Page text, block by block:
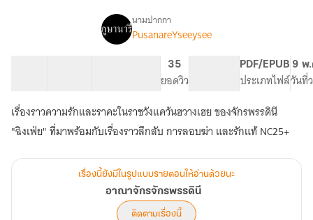
เรื่อง
จักรพรรดิ
นี
นามปากกา
PusanareYseeysee
35
ยอดวิว
PDF/EPUB
ประเภทไฟล์
9 พ
วันที่
เรื่องราวความรักและราคะในราชวังแคว้นฮวางเฮย ของจักรพรรดินี
"ฉิงเฟ่ย" ที่มาพร้อมกับเรื่องราวลึกลับ การลอบฆ่า และรักแท้ NC25+
เรื่องนี้ยังมีในรูปแบบรายตอนให้อ่านด้วยนะ
อาณาจักรจักรพรรดินี
ติดตามเรื่องนี้